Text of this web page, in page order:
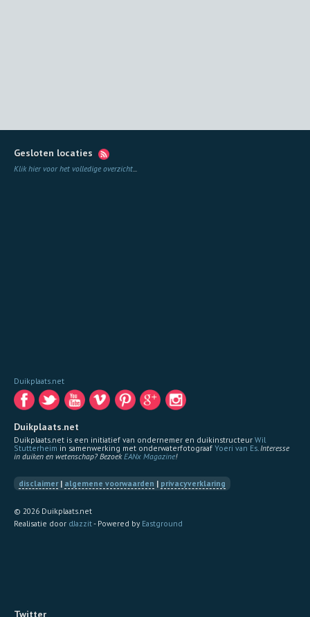
Gesloten locaties
Klik hier voor het volledige overzicht
Duikplaats.net
Duikplaats.net
Duikplaats.net is een initiatief van ondernemer en duikinstructeur Wil
Stutterheim in samenwerking met onderwaterfotograaf Yoeri van Es Interesse
in duiken en wetenschap? BezoekEANx Magazine!
disclaimer| algemene voorwaarden | privacyverklaring
© 2026 Duikplaats.net
Realisatie door dJazzit- Powered by Eastground
Twitter